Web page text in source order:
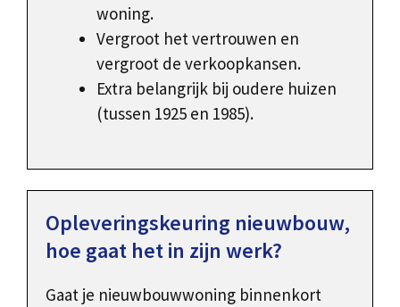
woning.
Vergroot het vertrouwen en
vergroot de verkoopkansen.
Extra belangrijk bij oudere huizen
(tussen 1925 en 1985).
Opleveringskeuring nieuwbouw,
hoe gaat het in zijn werk?
Gaat je nieuwbouwwoning binnenkort